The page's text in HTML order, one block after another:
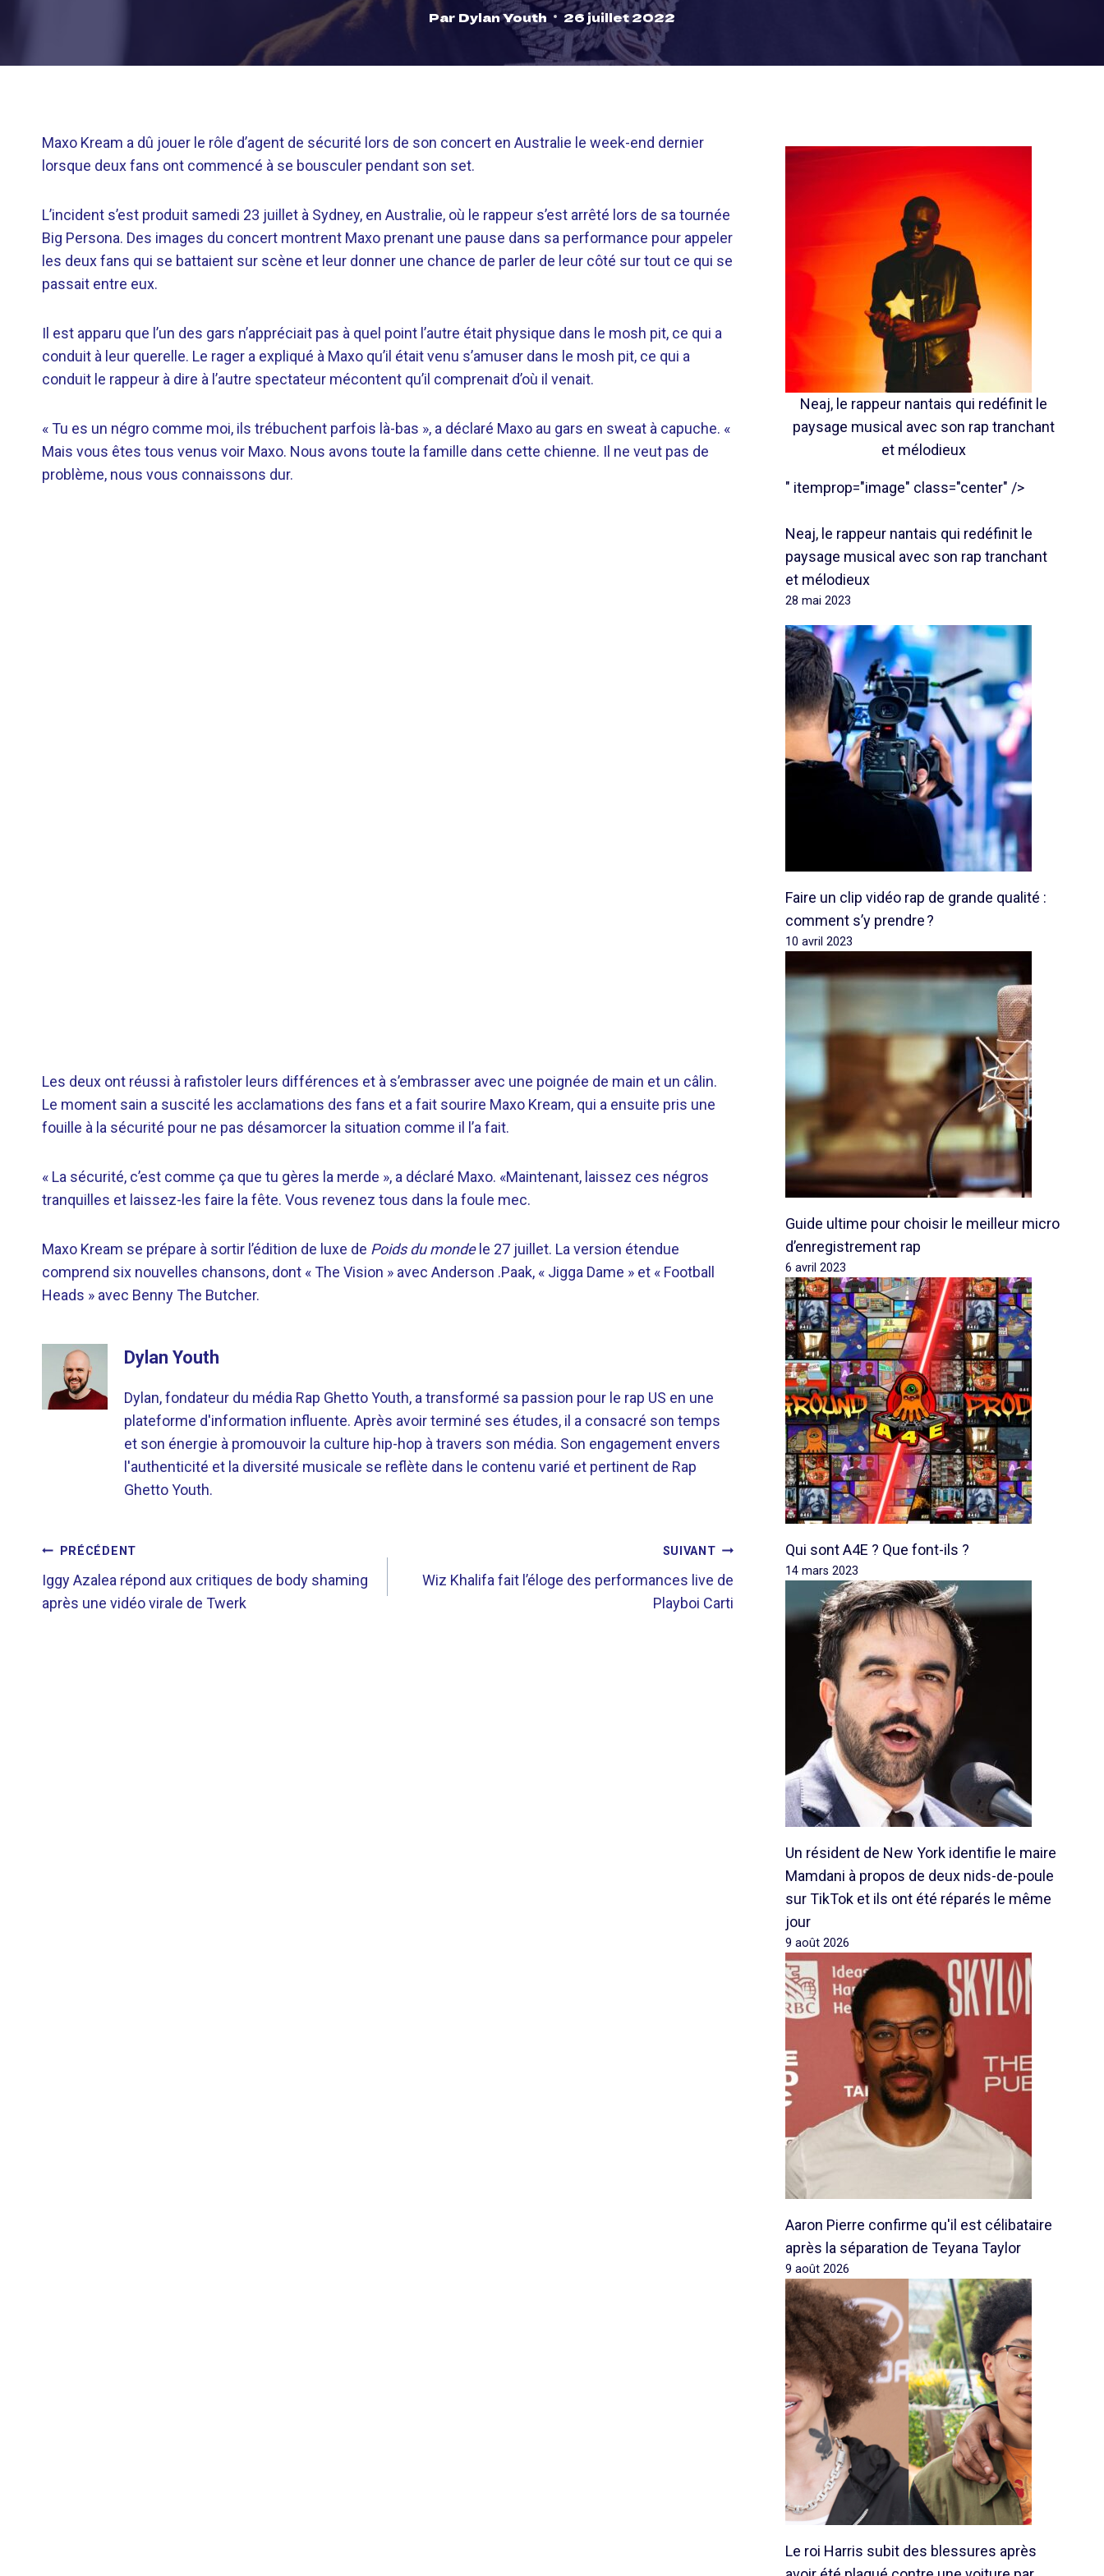
Par Dylan Youth 26 juillet 2022
Maxo Kream a dû jouer le rôle d’agent de sécurité lors de son concert en Australie le week-end dernier
lorsque deux fans ont commencé à se bousculer pendant son set.
L’incident s’est produit samedi 23 juillet à Sydney, en Australie, où le rappeur s’est arrêté lors de sa tournée
Big Persona. Des images du concert montrent Maxo prenant une pause dans sa performance pour appeler
les deux fans qui se battaient sur scène et leur donner une chance de parler de leur côté sur tout ce qui se
passait entre eux.
Il est apparu que l’un des gars n’appréciait pas à quel point l’autre était physique dans le mosh pit, ce qui a
conduit à leur querelle. Le rager a expliqué à Maxo qu’il était venu s’amuser dans le mosh pit, ce qui a
conduit le rappeur à dire à l’autre spectateur mécontent qu’il comprenait d’où il venait.
« Tu es un négro comme moi, ils trébuchent parfois là-bas », a déclaré Maxo au gars en sweat à capuche. «
Mais vous êtes tous venus voir Maxo. Nous avons toute la famille dans cette chienne. Il ne veut pas de
problème, nous vous connaissons dur.
Les deux ont réussi à rafistoler leurs différences et à s’embrasser avec une poignée de main et un câlin.
Le moment sain a suscité les acclamations des fans et a fait sourire Maxo Kream, qui a ensuite pris une
fouille à la sécurité pour ne pas désamorcer la situation comme il l’a fait.
« La sécurité, c’est comme ça que tu gères la merde », a déclaré Maxo. «Maintenant, laissez ces négros
tranquilles et laissez-les faire la fête. Vous revenez tous dans la foule mec.
Maxo Kream se prépare à sortir l’édition de luxe de Poids du mondele 27 juillet. La version étendue
comprend six nouvelles chansons, dont « The Vision » avec Anderson .Paak, « Jigga Dame » et « Football
Heads » avec Benny The Butcher.
Dylan Youth
Dylan, fondateur du média Rap Ghetto Youth, a transformé sa passion pour le rap US en une
plateforme d'information influente. Après avoir terminé ses études, il a consacré son temps
et son énergie à promouvoir la culture hip-hop à travers son média. Son engagement envers
l'authenticité et la diversité musicale se reflète dans le contenu varié et pertinent de Rap
Ghetto Youth.
NAVIGATION
DE
PRÉCÉDENT
Iggy Azalea répond aux critiques de body shaming
après une vidéo virale de Twerk
SUIVANT
Wiz Khalifa fait l’éloge des performances live de
Playboi Carti
Neaj, le rappeur nantais qui redéfinit le
paysage musical avec son rap tranchant
et mélodieux
" itemprop="image" class="center" />
Neaj, le rappeur nantais qui redéfinit le
paysage musical avec son rap tranchant
et mélodieux
28 mai 2023
Faire un clip vidéo rap de grande qualité :
comment s’y prendre ?
10 avril 2023
Guide ultime pour choisir le meilleur micro
d’enregistrement rap
6 avril 2023
Qui sont A4E ? Que font-ils ?
14 mars 2023
Un résident de New York identifie le maire
Mamdani à propos de deux nids-de-poule
sur TikTok et ils ont été réparés le même
jour
9 août 2026
Aaron Pierre confirme qu'il est célibataire
après la séparation de Teyana Taylor
9 août 2026
Le roi Harris subit des blessures après